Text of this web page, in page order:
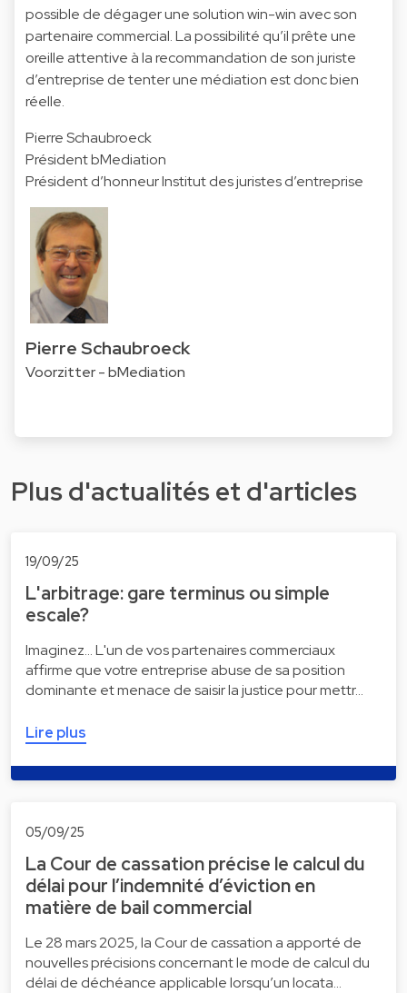
possible de dégager une solution win-win avec son
partenaire commercial. La possibilité qu’il prête une
oreille attentive à la recommandation de son juriste
d’entreprise de tenter une médiation est donc bien
réelle.
Pierre Schaubroeck
Président bMediation
Président d’honneur Institut des juristes d’entreprise
Pierre Schaubroeck
Voorzitter - bMediation
Plus d'actualités et d'articles
19/09/25
L'arbitrage: gare terminus ou simple
escale?
Imaginez... L'un de vos partenaires commerciaux
affirme que votre entreprise abuse de sa position
dominante et menace de saisir la justice pour mettr…
Lire plus
05/09/25
La Cour de cassation précise le calcul du
délai pour l’indemnité d’éviction en
matière de bail commercial
Le 28 mars 2025, la Cour de cassation a apporté de
nouvelles précisions concernant le mode de calcul du
délai de déchéance applicable lorsqu’un locata…